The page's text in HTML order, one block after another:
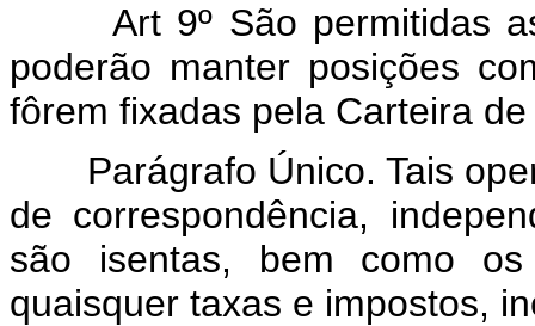
Art 9º São permitidas
poderão manter posições
fôrem fixadas pela Carteira
Parágrafo Único. Tais
de correspondência,
são isentas, bem como
quaisquer taxas e impostos,